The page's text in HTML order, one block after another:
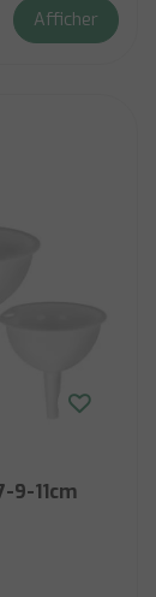
Afficher
9-11cm